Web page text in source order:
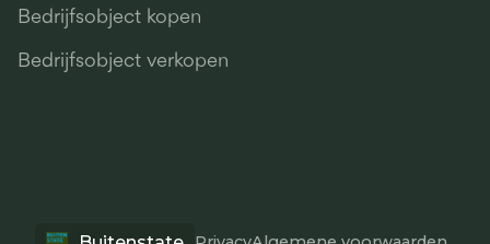
Bedrijfsobject kopen
Bedrijfsobject verkopen